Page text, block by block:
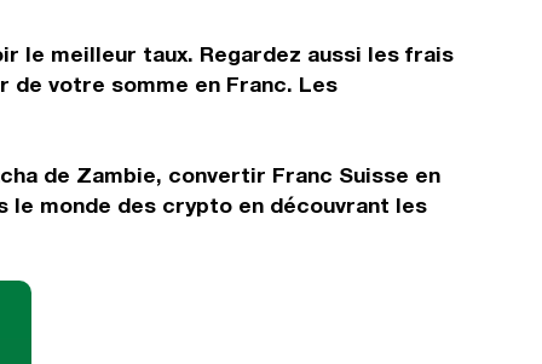
le meilleur taux. Regardez aussi les frais
de votre somme en Franc. Les
de Zambie, convertir Franc Suisse en
le monde des crypto en découvrant les